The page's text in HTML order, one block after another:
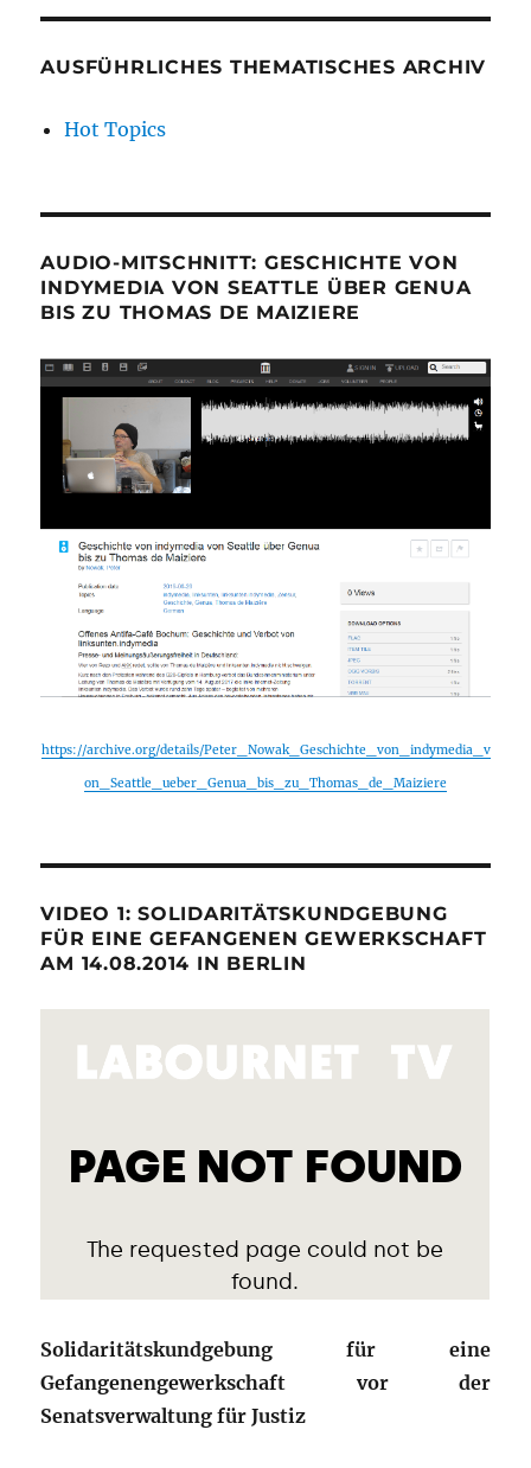
AUSFÜHRLICHES THEMATISCHES ARCHIV
Hot Topics
AUDIO-MITSCHNITT: GESCHICHTE VON
INDYMEDIA VON SEATTLE ÜBER GENUA
BIS ZU THOMAS DE MAIZIERE
https://archive.org/details/Peter_Nowak_Geschichte_von_indymedia_v
on_Seattle_ueber_Genua_bis_zu_Thomas_de_Maiziere
VIDEO 1: SOLIDARITÄTSKUNDGEBUNG
FÜR EINE GEFANGENEN GEWERKSCHAFT
AM 14.08.2014 IN BERLIN
Solidaritätskundgebung für eine
Gefangenengewerkschaft vor der
Senatsverwaltung für Justiz